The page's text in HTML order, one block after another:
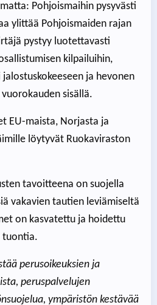
Pohjoismaihin pysyvästi
ylittää Pohjoismaiden rajan
pystyy luotettavasti
kilpailuihin,
ja hevonen
sisällä.
EU-maista, Norjasta ja
löytyvät Ruokaviraston
tavoitteena on suojella
vakavien tautien leviämiseltä
on kasvatettu ja hoidettu
tuontia.
perusoikeuksien ja
peruspalvelujen
ympäristön kestävää